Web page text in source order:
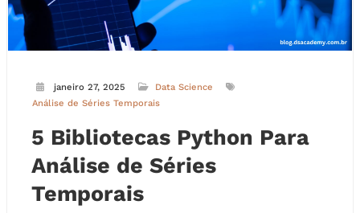
janeiro 27, 2025
Data Science
Análise de Séries Temporais
5 Bibliotecas Python Para
Análise de Séries
Temporais